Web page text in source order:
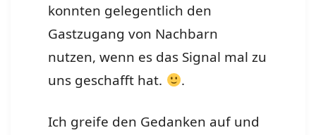
konnten gelegentlich den
Gastzugang von Nachbarn
nutzen, wenn es das Signal mal zu
uns geschafft hat.
.
Ich greife den Gedanken auf und